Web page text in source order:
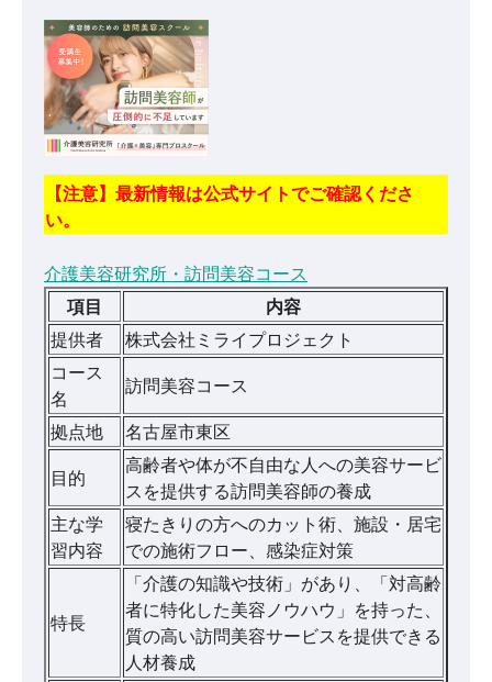
【注意】最新情報は公式サイトでご確認くださ
い。
介護美容研究所・訪問美容コース
項目
内容
提供者
株式会社ミライプロジェクト
コース
名
訪問美容コース
拠点地 名古屋市東区
目的
高齢者や体が不自由な人への美容サービ
スを提供する訪問美容師の養成
主な学
習内容
寝たきりの方へのカット術、施設・居宅
での施術フロー、感染症対策
特長
「介護の知識や技術」があり、「対高齢
者に特化した美容ノウハウ」を持った、
質の高い訪問美容サービスを提供できる
人材養成